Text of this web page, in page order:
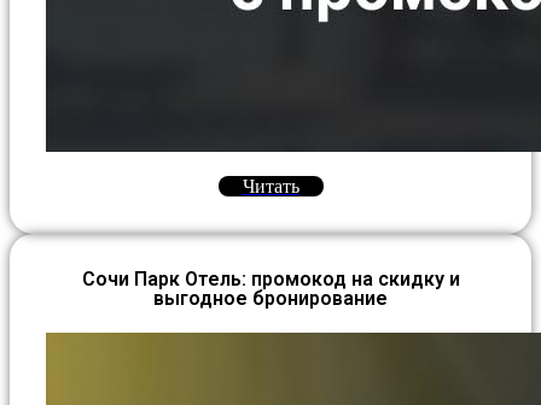
Читать
Сочи Парк Отель: промокод на скидку и
выгодное бронирование